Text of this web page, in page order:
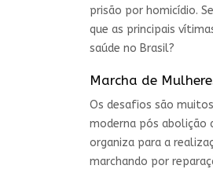
prisão por homicídio.
que as principais
saúde no Brasil?
Marcha de
Os desafios são
moderna pós abolição
organiza para a
marchando por